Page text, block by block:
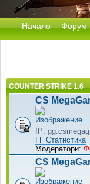
Начало Форум
COUNTER STRIKE 1.6
CS
IP:
ГГ Статистика
Модератори:
CS